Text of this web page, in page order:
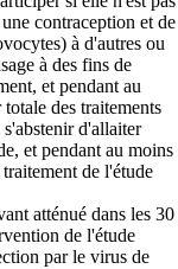
contraception et de
à d'autres ou
à des fins de
et pendant au
des traitements
s'abstenir d'allaiter
et pendant au moins
de l'étude
atténué dans les 30
de l'étude
par le virus de